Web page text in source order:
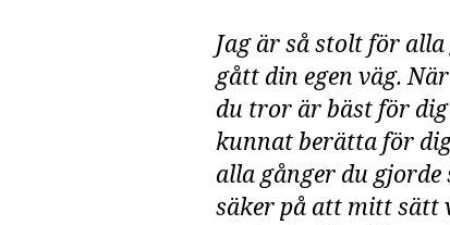
Jag är så stolt för
gått din egen väg.
du tror är bäst för
kunnat berätta för
alla gånger du
säker på att mitt sätt